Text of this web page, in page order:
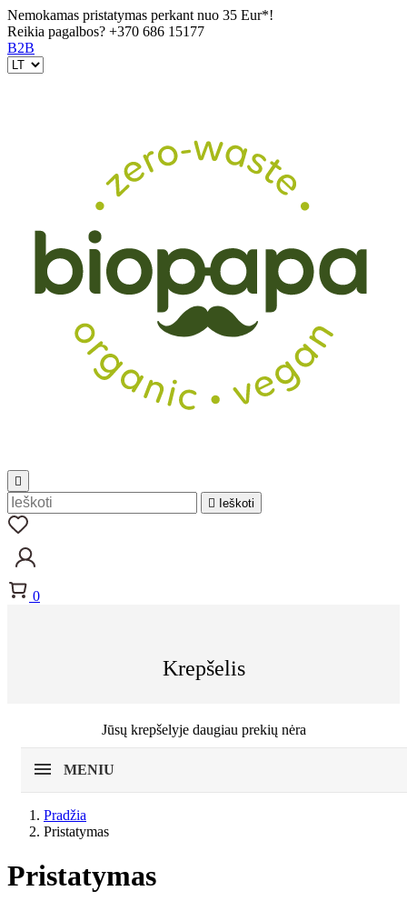
Nemokamas pristatymas perkant nuo 35 Eur*!
Reikia pagalbos? +370 686 15177
B2B


Ieškoti
0
Krepšelis
Jūsų krepšelyje daugiau prekių nėra
MENIU
Pradžia
Pristatymas
Pristatymas